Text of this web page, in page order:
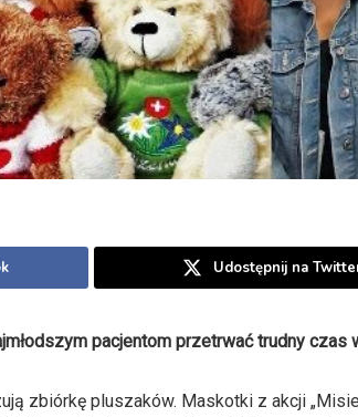
Udostępnij na
pacjentom przetrwać trudny
zbiórkę pluszaków. Maskotki z akcji